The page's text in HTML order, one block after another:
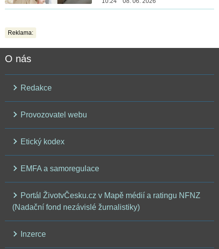
Reklama:
O nás
Redakce
Provozovatel webu
Etický kodex
EMFA a samoregulace
Portál ŽivotvČesku.cz v Mapě médií a ratingu NFNZ
(Nadační fond nezávislé žurnalistiky)
Inzerce